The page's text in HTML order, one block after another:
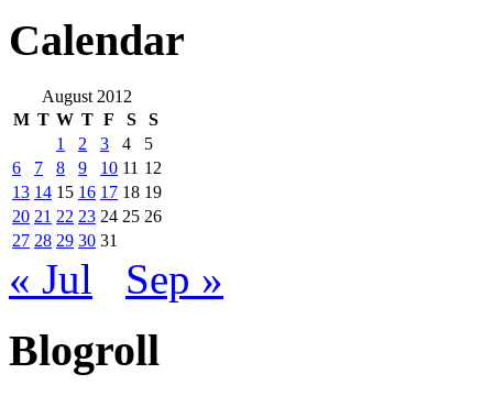
Calendar
August 2012
M T W T F S
S
1
2 3 4
5
6
7 8 9 10 11 12
13 14 15 16 17 18 19
20 21 22 23 24 25 26
27 28 29 30 31
« Jul Sep »
Blogroll